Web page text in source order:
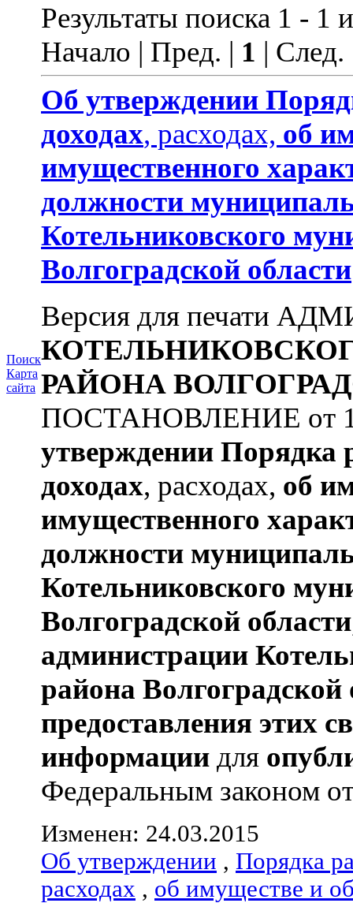
Поиск
Карта
сайта
Результаты поиска 1 - 1
Начало | Пред. | 1 |
Об утверждении
доходах, расходах, об
имущественного
должности
Котельниковского
Волгоградской области
Версия для печати
РАЙОНА
ПОСТАНОВЛЕНИЕ от
утверждении Порядка
доходах, расходах, об
имущественного
должности
Котельниковского
Волгоградской области
администрации
района Волгоградской
предоставления этих
информации для
Федеральным законом
Изменен: 24.03.2015
Об утверждении , Порядка
расходах , об имуществе и